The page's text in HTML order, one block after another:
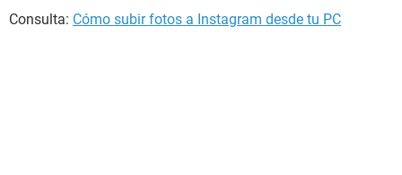
Consulta: Cómo subir fotos a Instagram desde tu PC